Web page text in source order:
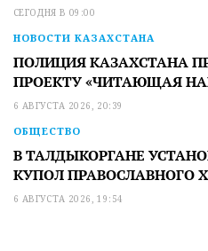
СЕГОДНЯ В 09:00
НОВОСТИ КАЗАХСТАНА
ПОЛИЦИЯ КАЗАХСТАНА
ПРОЕКТУ «ЧИТАЮЩАЯ
6 АВГУСТА 2026, 20:39
ОБЩЕСТВО
В ТАЛДЫКОРГАНЕ
КУПОЛ ПРАВОСЛАВНОГО
6 АВГУСТА 2026, 19:54